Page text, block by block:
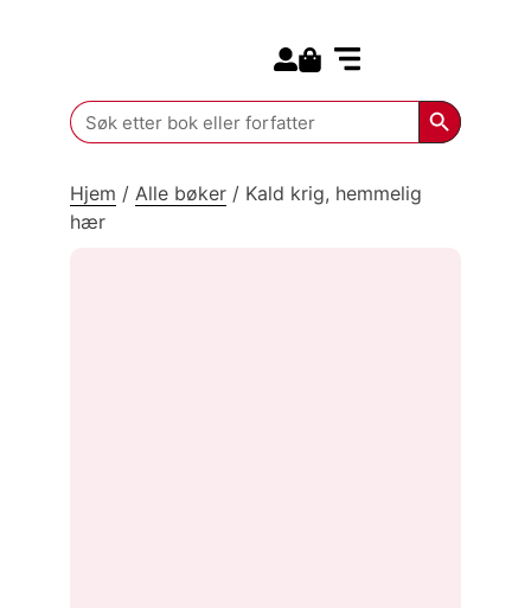
Search
for:
Search
Hjem / Alle bøker / Kald krig, hemmelig
hær